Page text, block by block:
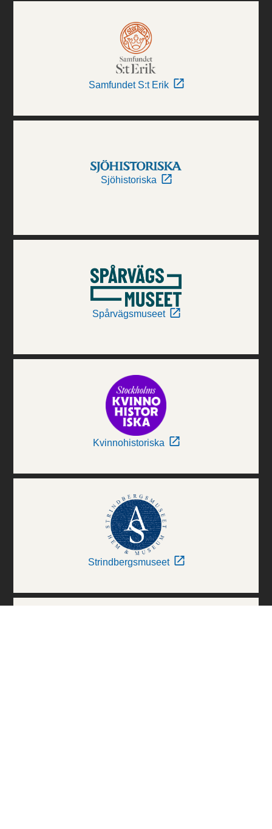
Samfundet S:t Erik
Sjöhistoriska
Spårvägsmuseet
Kvinnohistoriska
Strindbergsmuseet